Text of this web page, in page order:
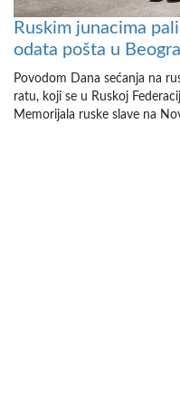
Ruskim junacima
odata pošta u
Povodom Dana sećanja na
ratu, koji se u Ruskoj
Memorijala ruske slave na